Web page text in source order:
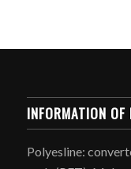
INFORMATION OF
Polyesline: